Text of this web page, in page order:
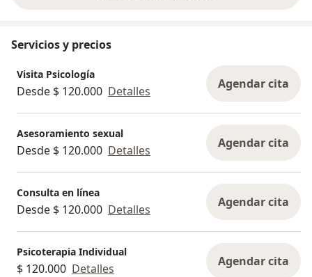
Servicios y precios
Visita Psicología
Desde $ 120.000 Detalles Agendar cita
Asesoramiento sexual
Desde $ 120.000 Detalles Agendar cita
Consulta en línea
Desde $ 120.000 Detalles Agendar cita
Psicoterapia Individual
$ 120.000 Detalles Agendar cita